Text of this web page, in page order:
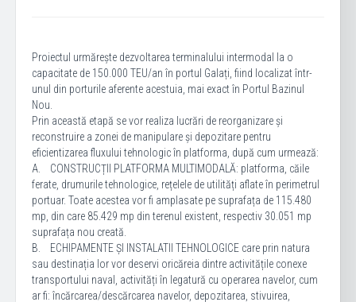
Proiectul urmărește dezvoltarea terminalului intermodal la o
capacitate de 150.000 TEU/an în portul Galați, fiind localizat într-
unul din porturile aferente acestuia, mai exact în Portul Bazinul
Nou.
Prin această etapă se vor realiza lucrări de reorganizare și
reconstruire a zonei de manipulare și depozitare pentru
eficientizarea fluxului tehnologic în platforma, după cum urmează:
A. CONSTRUCȚII PLATFORMA MULTIMODALĂ: platforma, căile
ferate, drumurile tehnologice, rețelele de utilități aflate în perimetrul
portuar. Toate acestea vor fi amplasate pe suprafața de 115.480
mp, din care 85.429 mp din terenul existent, respectiv 30.051 mp
suprafața nou creată.
B. ECHIPAMENTE ȘI INSTALATII TEHNOLOGICE care prin natura
sau destinația lor vor deservi oricăreia dintre activitățile conexe
transportului naval, activități în legatură cu operarea navelor, cum
ar fi: încărcarea/descărcarea navelor, depozitarea, stivuirea,